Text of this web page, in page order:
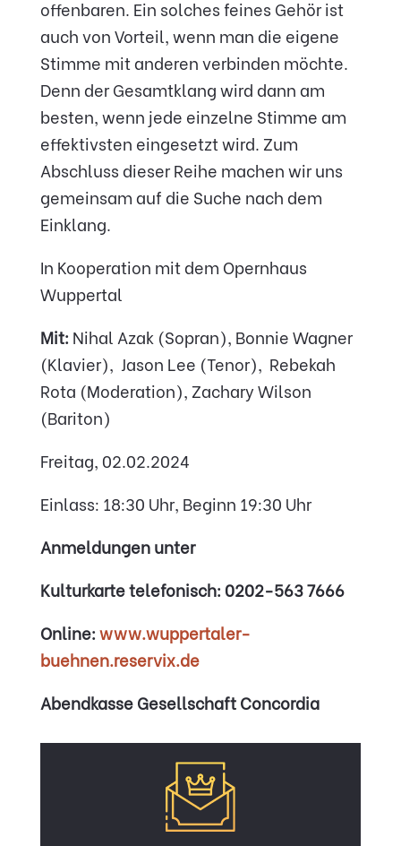
offenbaren. Ein solches feines Gehör ist
auch von Vorteil, wenn man die eigene
Stimme mit anderen verbinden möchte.
Denn der Gesamtklang wird dann am
besten, wenn jede einzelne Stimme am
effektivsten eingesetzt wird. Zum
Abschluss dieser Reihe machen wir uns
gemeinsam auf die Suche nach dem
Einklang.
In Kooperation mit dem Opernhaus
Wuppertal
Mit: Nihal Azak (Sopran), Bonnie Wagner
(Klavier), Jason Lee (Tenor), Rebekah
Rota (Moderation), Zachary Wilson
(Bariton)
Freitag, 02.02.2024
Einlass: 18:30 Uhr, Beginn 19:30 Uhr
Anmeldungen unter
Kulturkarte telefonisch: 0202-563 7666
Online:www.wuppertaler-
buehnen.reservix.de
Abendkasse Gesellschaft Concordia